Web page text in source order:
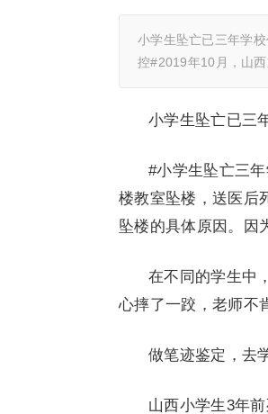
小学生坠亡已三年学
控#2019年10月，山
小学生坠亡已三
#小学生坠亡三
楼教室坠楼，送医后
坠楼的具体原因。因
在不同的学生中
心摔了一跤，老师不
做笔迹鉴定，去
山西小学生3年